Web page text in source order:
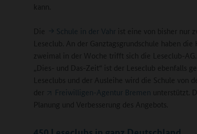
kann.
Die Schule in der Vahr ist eine von bisher nur
Leseclub. An der Ganztagsgrundschule haben
zweimal in der Woche trifft sich die Leseclub-
„Dies- und Das-Zeit“ ist der Leseclub ebenfalls
Leseclubs und der Ausleihe wird die Schule von
der
Freiwilligen-Agentur Bremen unterstützt.
Planung und Verbesserung des Angebots.